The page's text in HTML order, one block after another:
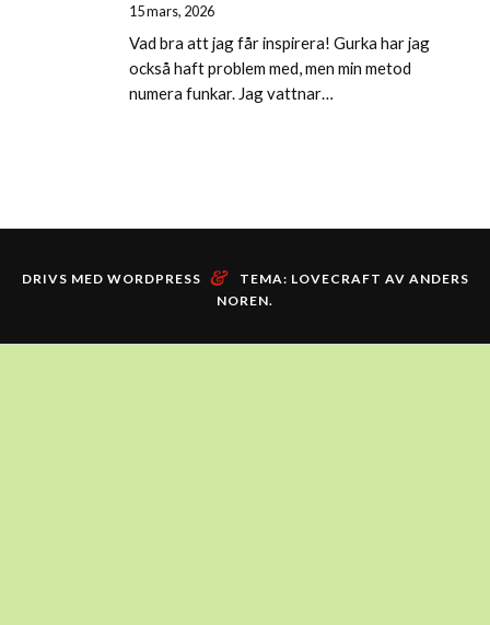
15 mars, 2026
Vad bra att jag får inspirera! Gurka har jag
också haft problem med, men min metod
numera funkar. Jag vattnar…
DRIVS MED WORDPRESS & TEMA: LOVECRAFT AV ANDERS
NOREN.